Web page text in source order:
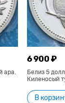
ара.
6 900 ₽
Белиз 5
Киленосый
В